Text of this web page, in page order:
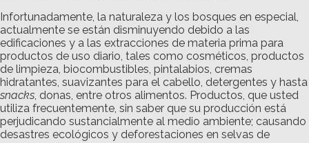
Infortunadamente, la naturaleza y los bosques en especial,
actualmente se están disminuyendo debido a las
edificaciones y a las extracciones de materia prima para
productos de uso diario, tales como cosméticos, productos
de limpieza, biocombustibles, pintalabios, cremas
hidratantes, suavizantes para el cabello, detergentes y hasta
snacks , donas, entre otros alimentos. Productos, que usted
utiliza frecuentemente, sin saber que su producción está
perjudicando sustancialmente al medio ambiente; causando
desastres ecológicos y deforestaciones en selvas de